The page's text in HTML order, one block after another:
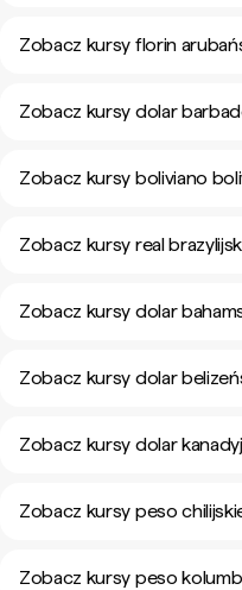
Zobacz kursy florin
Zobacz kursy dolar
Zobacz kursy boliviano
Zobacz kursy real
Zobacz kursy dolar
Zobacz kursy dolar
Zobacz kursy dolar
Zobacz kursy peso
Zobacz kursy peso